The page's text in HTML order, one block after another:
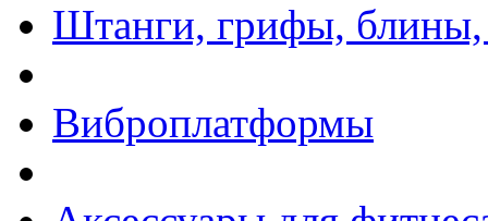
Штанги, грифы, блины,
Виброплатформы